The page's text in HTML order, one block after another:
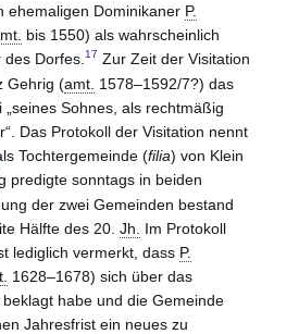
ehemaligen Dominikaner P.
bis 1550) als wahrscheinlich
des Dorfes. 17 Zur Zeit der Visitation
Gehrig (amt. 1578–1592/7?) das
Sohnes, als rechtmäßig
Das Protokoll der Visitation nennt
Tochtergemeinde (filia) von Klein
predigte sonntags in beiden
der zwei Gemeinden bestand
Hälfte des 20. Jh.
Im Protokoll
lediglich vermerkt, dass P.
1628–1678) sich über das
habe und die Gemeinde
Jahresfrist ein neues zu